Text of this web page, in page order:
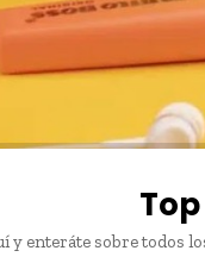
y enteráte sobre todos